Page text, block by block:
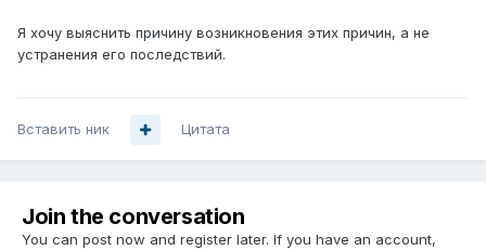
Я хочу выяснить причину возникновения этих причин, а не
устранения его последствий.
Вставить ник Цитата
Join the conversation
You can post now and register later. If you have an account,